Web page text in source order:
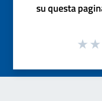
su questa